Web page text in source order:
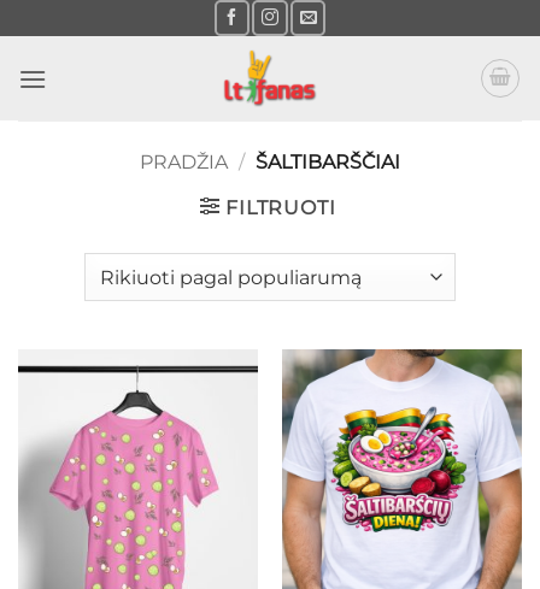
to
content
PRADŽIA / ŠALTIBARŠČIAI
FILTRUOTI